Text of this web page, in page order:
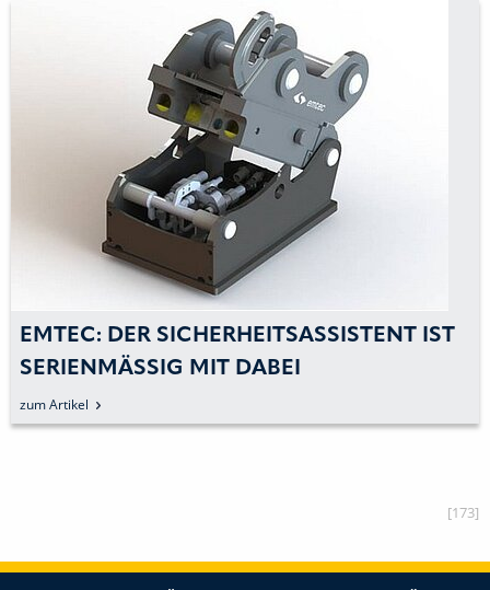
EMTEC: DER SICHERHEITSASSISTENT IST
SERIENMÄSSIG MIT DABEI
zum Artikel
[173]